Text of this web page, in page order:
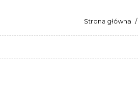
Strona główna /